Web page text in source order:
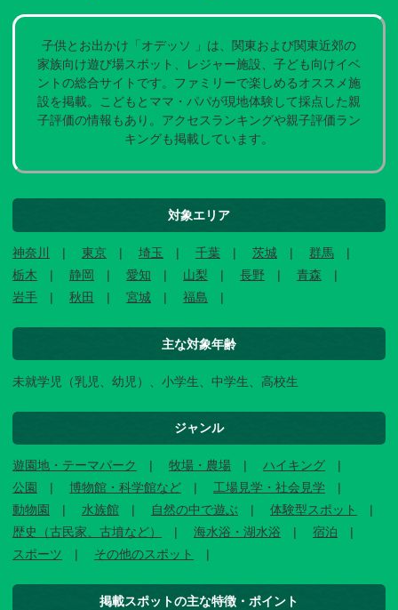
子供とお出かけ「オデッソ 」は、関東および関東近郊の
家族向け遊び場スポット、レジャー施設、子ども向けイベ
ントの総合サイトです。ファミリーで楽しめるオススメ施
設を掲載。こどもとママ・パパが現地体験して採点した親
子評価の情報もあり。アクセスランキングや親子評価ラン
キングも掲載しています。
対象エリア
神奈川 東京 埼玉 千葉 茨城
群馬
栃木
静岡 愛知 山梨 長野
青森
岩手
秋田 宮城 福島
主な対象年齢
未就学児（乳児、幼児）、小学生、中学生、高校生
ジャンル
遊園地・テーマパーク 牧場・農場
ハイキング
公園
博物館・科学館など
工場見学・社会見学
動物園
水族館 自然の中で遊ぶ
体験型スポット
歴史（古民家、古墳など）
海水浴・湖水浴
宿泊
スポーツ
その他のスポット
掲載スポットの主な特徴・ポイント